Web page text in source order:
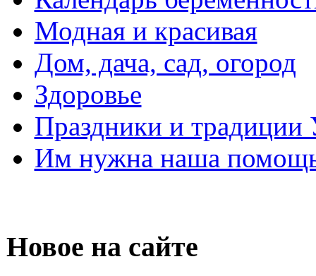
Модная и красивая
Дом, дача, сад, огород
Здоровье
Праздники и традиции
Им нужна наша
Новое на сайте